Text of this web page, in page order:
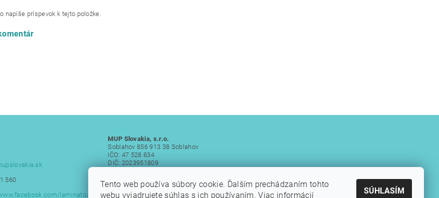
napíše príspevok k tejto položke.
560
laminatove
MUP Slovakia, s.r.o.
Soblahov 856 913 38 Soblahov
IČO: 47 528 834
DIČ: 2023951809
Tento web používa súbory cookie. Ďalším prechádzaním tohto
webu vyjadrujete súhlas s ich používaním. Viac informácií
SÚHLASÍM